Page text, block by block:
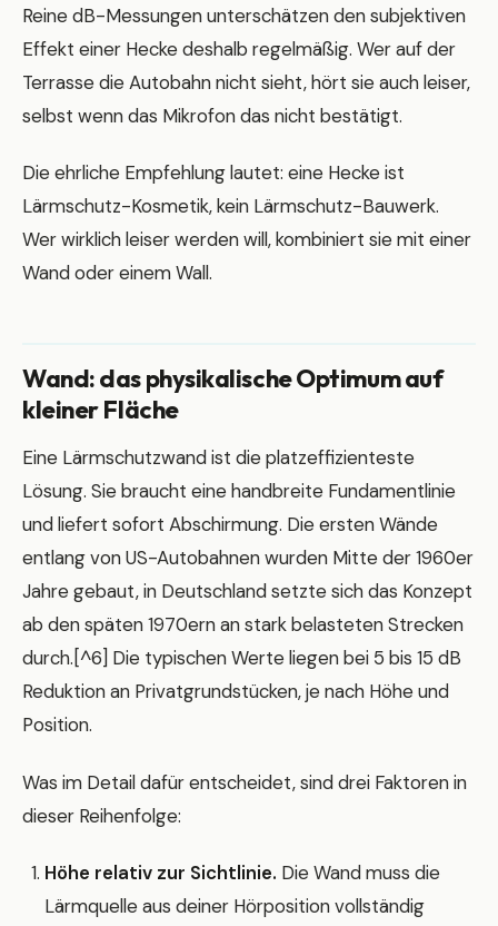
Reine dB-Messungen unterschätzen den subjektiven
Effekt einer Hecke deshalb regelmäßig. Wer auf der
Terrasse die Autobahn nicht sieht, hört sie auch leiser,
selbst wenn das Mikrofon das nicht bestätigt.
Die ehrliche Empfehlung lautet: eine Hecke ist
Lärmschutz-Kosmetik, kein Lärmschutz-Bauwerk.
Wer wirklich leiser werden will, kombiniert sie mit einer
Wand oder einem Wall.
Wand: das physikalische Optimum auf
kleiner Fläche
Eine Lärmschutzwand ist die platzeffizienteste
Lösung. Sie braucht eine handbreite Fundamentlinie
und liefert sofort Abschirmung. Die ersten Wände
entlang von US-Autobahnen wurden Mitte der 1960er
Jahre gebaut, in Deutschland setzte sich das Konzept
ab den späten 1970ern an stark belasteten Strecken
durch.[^6] Die typischen Werte liegen bei 5 bis 15 dB
Reduktion an Privatgrundstücken, je nach Höhe und
Position.
Was im Detail dafür entscheidet, sind drei Faktoren in
dieser Reihenfolge:
Höhe relativ zur Sichtlinie. Die Wand muss die
Lärmquelle aus deiner Hörposition vollständig